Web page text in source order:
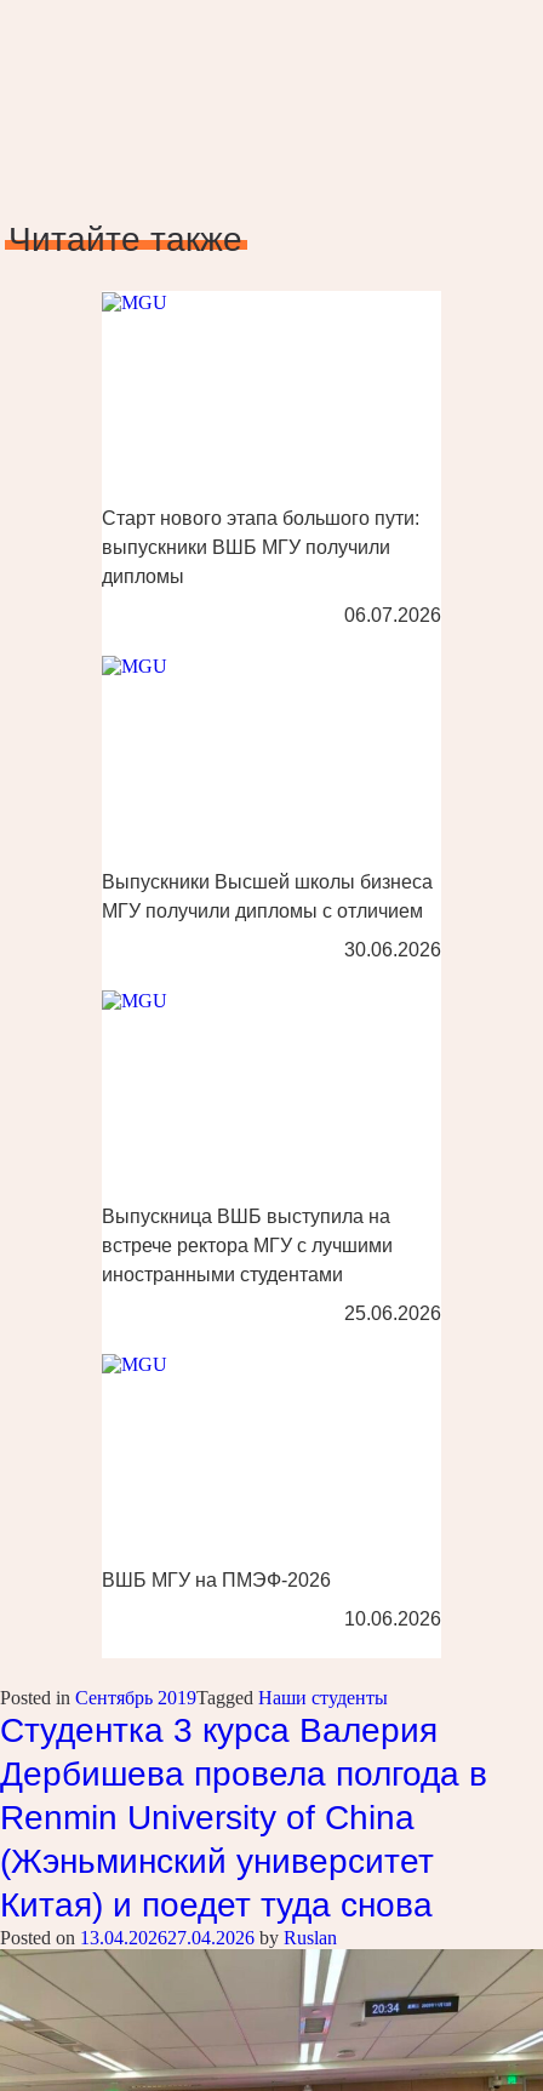
Читайте также
Старт нового этапа большого пути:
выпускники ВШБ МГУ получили
дипломы
06.07.2026
Выпускники Высшей школы бизнеса
МГУ получили дипломы с отличием
30.06.2026
Выпускница ВШБ выступила на
встрече ректора МГУ с лучшими
иностранными студентами
25.06.2026
ВШБ МГУ на ПМЭФ-2026
10.06.2026
Posted in Сентябрь 2019Tagged Наши студенты
Студентка 3 курса Валерия
Дербишева провела полгода в
Renmin University of China
(Жэньминский университет
Китая) и поедет туда снова
Posted on 13.04.202627.04.2026 by Ruslan